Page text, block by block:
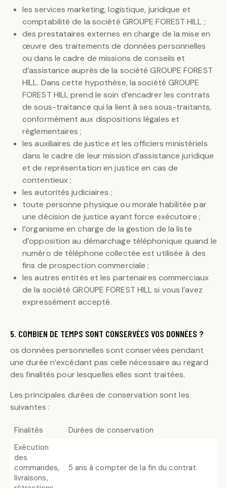
les services marketing, logistique, juridique et
comptabilité de la société GROUPE FOREST HILL ;
des prestataires externes en charge de la mise en
œuvre des traitements de données personnelles
ou dans le cadre de missions de conseils et
d’assistance auprès de la société GROUPE FOREST
HILL. Dans cette hypothèse, la société GROUPE
FOREST HILL prend le soin d’encadrer les contrats
de sous-traitance qui la lient à ses sous-traitants,
conformément aux dispositions légales et
règlementaires ;
les auxiliaires de justice et les officiers ministériels
dans le cadre de leur mission d’assistance juridique
et de représentation en justice en cas de
contentieux ;
les autorités judiciaires ;
toute personne physique ou morale habilitée par
une décision de justice ayant force exécutoire ;
l’organisme en charge de la gestion de la liste
d’opposition au démarchage téléphonique quand le
numéro de téléphone collectée est utilisée à des
fins de prospection commerciale ;
les autres entités et les partenaires commerciaux
de la société GROUPE FOREST HILL si vous l’avez
expressément accepté.
5. COMBIEN DE TEMPS SONT CONSERVÉES VOS DONNÉES ?
os données personnelles sont conservées pendant
une durée n’excédant pas celle nécessaire au regard
des finalités pour lesquelles elles sont traitées.
Les principales durées de conservation sont les
suivantes :
Finalités
Durées de conservation
Exécution
des
commandes,
livraisons,
5 ans à compter de la fin du contrat